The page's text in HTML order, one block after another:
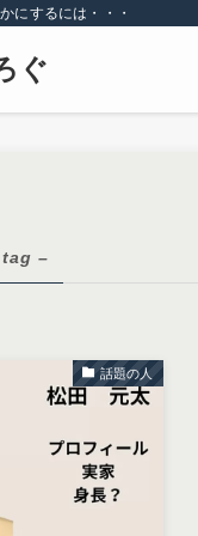
にするには・・・
ぐ
–
話題の人